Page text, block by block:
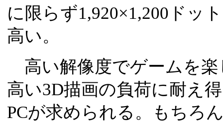
に限らず1,920×1,200ドッ
高い。
高い解像度でゲームを
高い3D描画の負荷に耐え
PCが求められる。もちろ